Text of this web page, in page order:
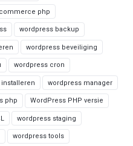
php
wordpress backup
wordpress beveiliging
wordpress cron
wordpress manager
php WordPress PHP versie
wordpress staging
wordpress tools